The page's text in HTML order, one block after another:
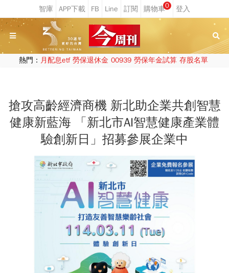
0
熱門： 月配息etf 勞保退休金 00939 勞保年金試算 存股名單
搶攻高齡經濟商機 新北助企業共創智慧
健康新藍海 「新北市AI智慧健康產業體
驗創新日」招募參展企業中